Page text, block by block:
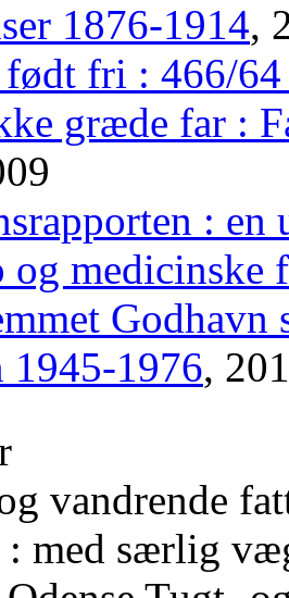
1876-1914,
født fri : 466/
græde far :
: en
og medicinske
Godhavn
1945-1976,
vandrende
: med særlig